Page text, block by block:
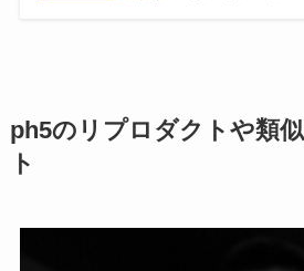
ph5のリプロダクトや類
ト